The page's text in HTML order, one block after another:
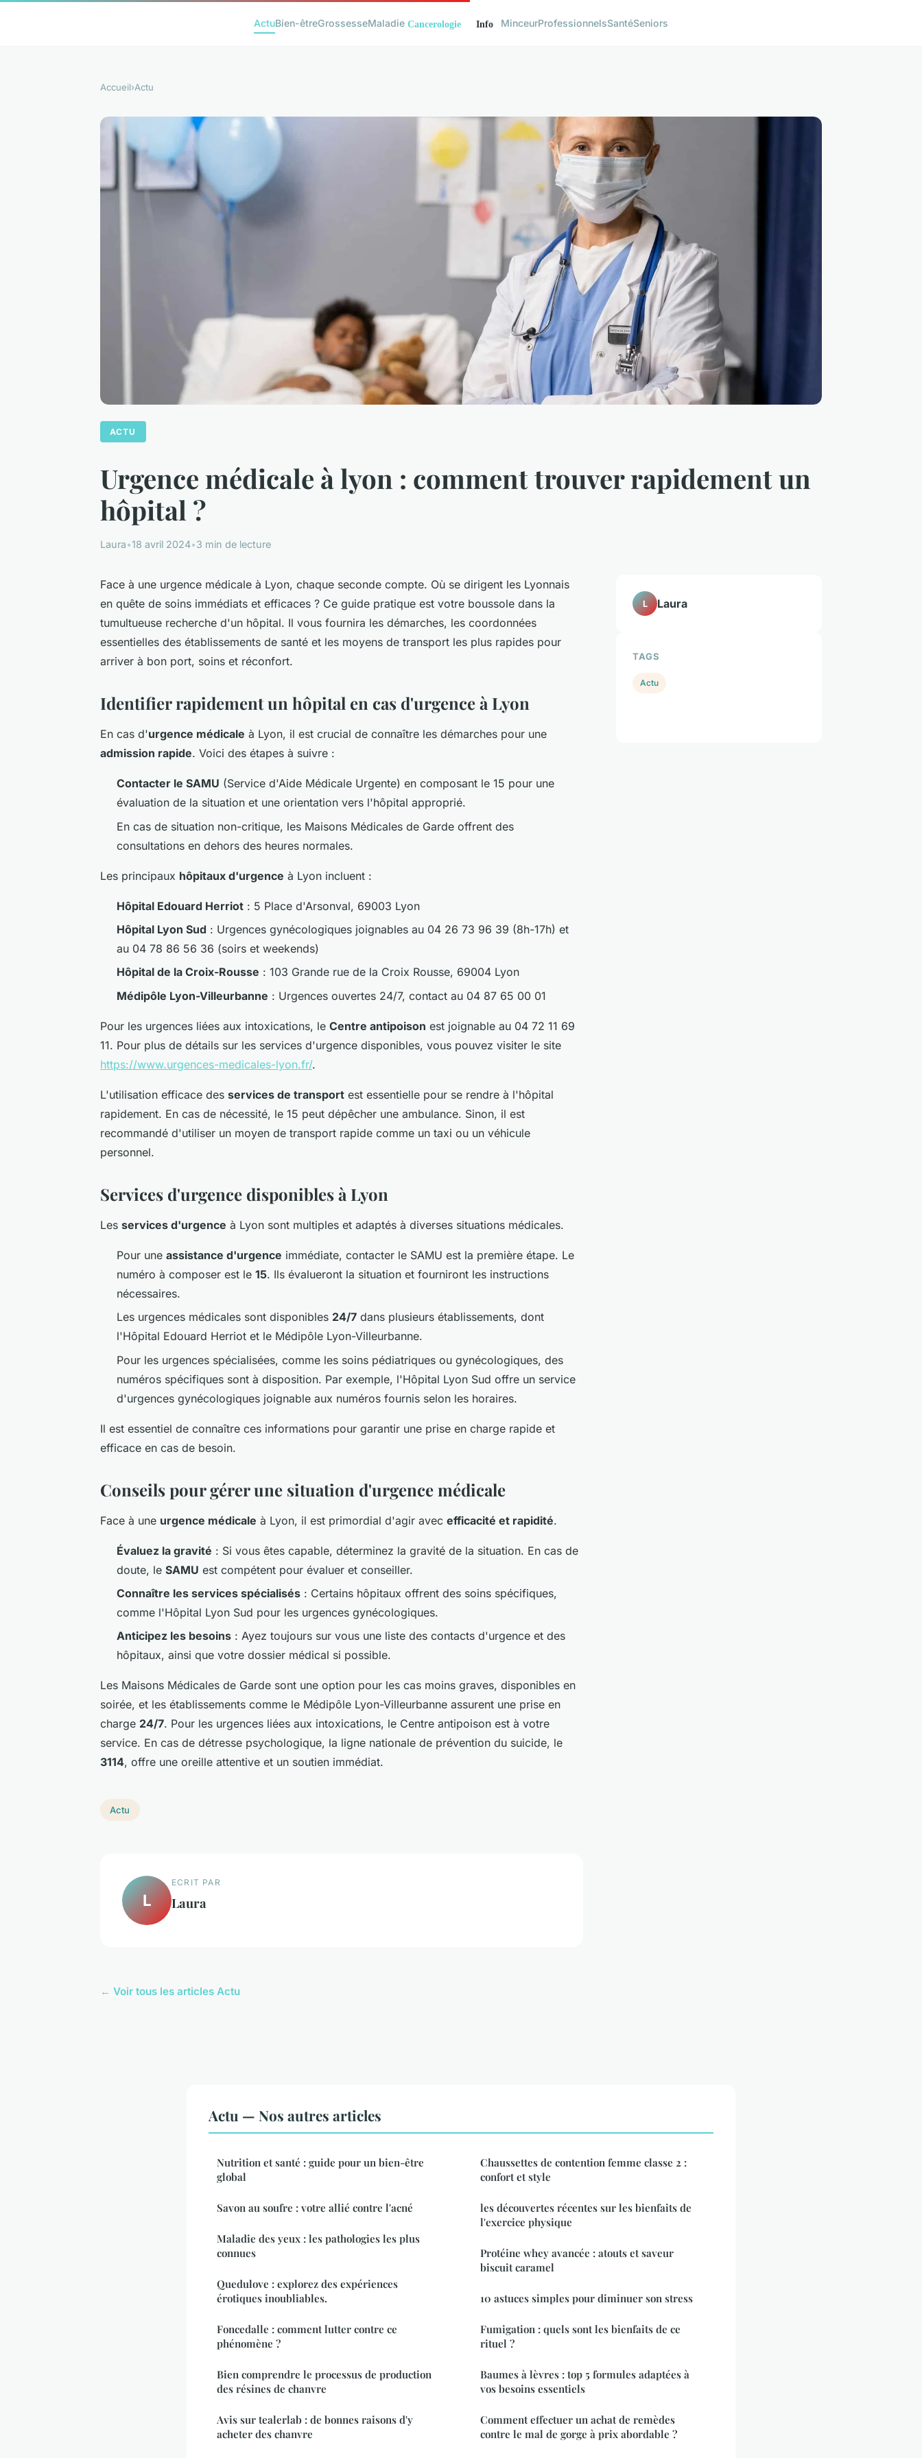
ActuBien-êtreGrossesseMaladie MinceurProfessionnelsSantéSeniors
Accueil›Actu
ACTU
Urgence médicale à lyon : comment trouver rapidement un
hôpital ?
Laura•18 avril 2024•3 min de lecture
Face à une urgence médicale à Lyon, chaque seconde compte. Où se dirigent les Lyonnais
en quête de soins immédiats et efficaces ? Ce guide pratique est votre boussole dans la
tumultueuse recherche d'un hôpital. Il vous fournira les démarches, les coordonnées
essentielles des établissements de santé et les moyens de transport les plus rapides pour
arriver à bon port, soins et réconfort.
Identifier rapidement un hôpital en cas d'urgence à Lyon
En cas d'urgence médicale à Lyon, il est crucial de connaître les démarches pour une
admission rapide. Voici des étapes à suivre :
Contacter le SAMU (Service d'Aide Médicale Urgente) en composant le 15 pour une
évaluation de la situation et une orientation vers l'hôpital approprié.
En cas de situation non-critique, les Maisons Médicales de Garde offrent des
consultations en dehors des heures normales.
Les principaux hôpitaux d'urgence à Lyon incluent :
Hôpital Edouard Herriot : 5 Place d'Arsonval, 69003 Lyon
Hôpital Lyon Sud : Urgences gynécologiques joignables au 04 26 73 96 39 (8h-17h) et
au 04 78 86 56 36 (soirs et weekends)
Hôpital de la Croix-Rousse : 103 Grande rue de la Croix Rousse, 69004 Lyon
Médipôle Lyon-Villeurbanne : Urgences ouvertes 24/7, contact au 04 87 65 00 01
Pour les urgences liées aux intoxications, le Centre antipoison est joignable au 04 72 11 69
11. Pour plus de détails sur les services d'urgence disponibles, vous pouvez visiter le site
https://www.urgences-medicales-lyon.fr/.
L'utilisation efficace des services de transport est essentielle pour se rendre à l'hôpital
rapidement. En cas de nécessité, le 15 peut dépêcher une ambulance. Sinon, il est
recommandé d'utiliser un moyen de transport rapide comme un taxi ou un véhicule
personnel.
Services d'urgence disponibles à Lyon
Les services d'urgence à Lyon sont multiples et adaptés à diverses situations médicales.
Pour une assistance d'urgence immédiate, contacter le SAMU est la première étape. Le
numéro à composer est le 15. Ils évalueront la situation et fourniront les instructions
nécessaires.
Les urgences médicales sont disponibles 24/7 dans plusieurs établissements, dont
l'Hôpital Edouard Herriot et le Médipôle Lyon-Villeurbanne.
Pour les urgences spécialisées, comme les soins pédiatriques ou gynécologiques, des
numéros spécifiques sont à disposition. Par exemple, l'Hôpital Lyon Sud offre un service
d'urgences gynécologiques joignable aux numéros fournis selon les horaires.
Il est essentiel de connaître ces informations pour garantir une prise en charge rapide et
efficace en cas de besoin.
Conseils pour gérer une situation d'urgence médicale
Face à une urgence médicale à Lyon, il est primordial d'agir avec efficacité et rapidité.
Évaluez la gravité : Si vous êtes capable, déterminez la gravité de la situation. En cas de
doute, le SAMU est compétent pour évaluer et conseiller.
Connaître les services spécialisés : Certains hôpitaux offrent des soins spécifiques,
comme l'Hôpital Lyon Sud pour les urgences gynécologiques.
Anticipez les besoins : Ayez toujours sur vous une liste des contacts d'urgence et des
hôpitaux, ainsi que votre dossier médical si possible.
Les Maisons Médicales de Garde sont une option pour les cas moins graves, disponibles en
soirée, et les établissements comme le Médipôle Lyon-Villeurbanne assurent une prise en
charge 24/7. Pour les urgences liées aux intoxications, le Centre antipoison est à votre
service. En cas de détresse psychologique, la ligne nationale de prévention du suicide, le
3114, offre une oreille attentive et un soutien immédiat.
Actu
L
ECRIT PAR
Laura
← Voir tous les articles Actu
L Laura
TAGS
Actu
Actu — Nos autres articles
Nutrition et santé : guide pour un bien-être
global
Savon au soufre : votre allié contre l'acné
Maladie des yeux : les pathologies les plus
connues
Quedulove : explorez des expériences
érotiques inoubliables.
Foncedalle : comment lutter contre ce
phénomène ?
Bien comprendre le processus de production
des résines de chanvre
Avis sur tealerlab : de bonnes raisons d'y
acheter des chanvre
Chaussettes de contention femme classe 2 :
confort et style
les découvertes récentes sur les bienfaits de
l'exercice physique
Protéine whey avancée : atouts et saveur
biscuit caramel
10 astuces simples pour diminuer son stress
Fumigation : quels sont les bienfaits de ce
rituel ?
Baumes à lèvres : top 5 formules adaptées à
vos besoins essentiels
Comment effectuer un achat de remèdes
contre le mal de gorge à prix abordable ?